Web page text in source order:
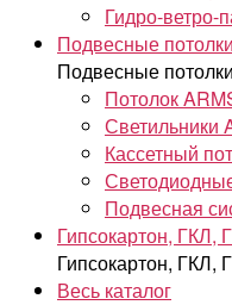
Гидро-ветро-
Подвесные потолки
Подвесные потолки
Потолок
Кассетный
Подвесная
Гипсокартон, ГКЛ,
Гипсокартон, ГКЛ,
Весь каталог